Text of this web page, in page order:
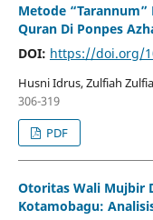
Metode “Tarannum”
Quran Di Ponpes
DOI: https://doi.org/
Husni Idrus, Zulfiah
306-319
PDF
Otoritas Wali Mujbir
Kotamobagu: